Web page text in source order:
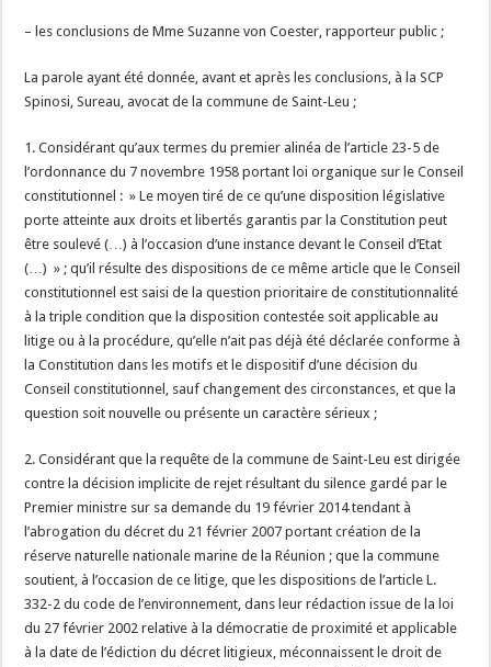
– les conclusions de Mme Suzanne von Coester, rapporteur public ;
La parole ayant été donnée, avant et après les conclusions, à la SCP
Spinosi, Sureau, avocat de la commune de Saint-Leu ;
1. Considérant qu’aux termes du premier alinéa de l’article 23-5 de
l’ordonnance du 7 novembre 1958 portant loi organique sur le Conseil
constitutionnel : » Le moyen tiré de ce qu’une disposition législative
porte atteinte aux droits et libertés garantis par la Constitution peut
être soulevé (…) à l’occasion d’une instance devant le Conseil d’Etat
(…) » ; qu’il résulte des dispositions de ce même article que le Conseil
constitutionnel est saisi de la question prioritaire de constitutionnalité
à la triple condition que la disposition contestée soit applicable au
litige ou à la procédure, qu’elle n’ait pas déjà été déclarée conforme à
la Constitution dans les motifs et le dispositif d’une décision du
Conseil constitutionnel, sauf changement des circonstances, et que la
question soit nouvelle ou présente un caractère sérieux ;
2. Considérant que la requête de la commune de Saint-Leu est dirigée
contre la décision implicite de rejet résultant du silence gardé par le
Premier ministre sur sa demande du 19 février 2014 tendant à
l’abrogation du décret du 21 février 2007 portant création de la
réserve naturelle nationale marine de la Réunion ; que la commune
soutient, à l’occasion de ce litige, que les dispositions de l’article L.
332-2 du code de l’environnement, dans leur rédaction issue de la loi
du 27 février 2002 relative à la démocratie de proximité et applicable
à la date de l’édiction du décret litigieux, méconnaissent le droit de